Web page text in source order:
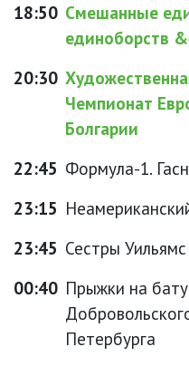
18:50 Смешанные
единоборств
20:30
Чемпионат
Болгарии
22:45 Формула-1.
23:15
23:45 Сестры Уильямс
00:40 Прыжки на
Петербурга